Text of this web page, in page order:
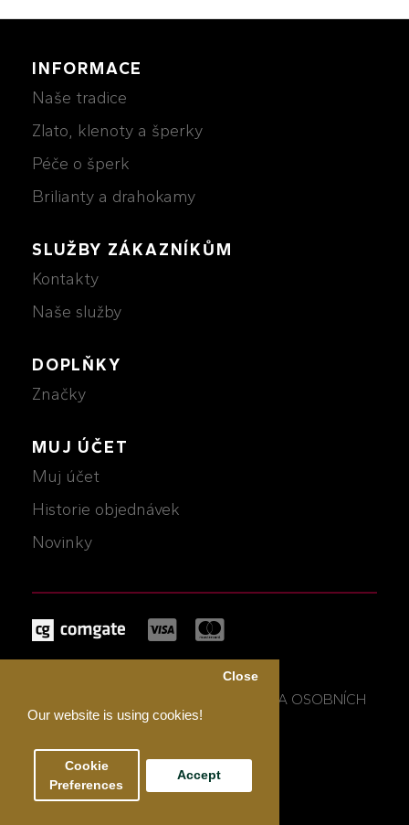
Our website is using cookies!
Close
Cookie
Preferences
Accept
INFORMACE
Naše tradice
Zlato, klenoty a šperky
Péče o šperk
Brilianty a drahokamy
SLUŽBY ZÁKAZNÍKŮM
Kontakty
Naše služby
DOPLŇKY
Značky
MUJ ÚČET
Muj účet
Historie objednávek
Novinky
OBCHODNÍ PODMÍNKY A OCHRANA OSOBNÍCH
ÚDAJŮ